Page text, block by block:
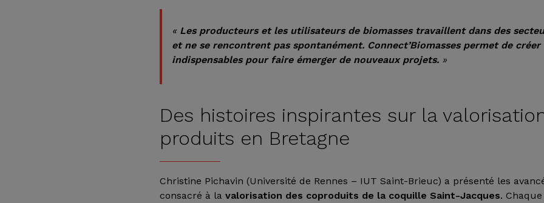
« Les producteurs et les utilisateurs de biomasses travaillent dans des
et ne se rencontrent pas spontanément. Connect’Biomasses permet de créer
indispensables pour faire émerger de nouveaux projets. »
Des histoires inspirantes sur la
produits en Bretagne
Christine Pichavin (Université de Rennes – IUT Saint-Brieuc) a présenté les
consacré à lavalorisation des coproduits de la coquille Saint-Jacques.